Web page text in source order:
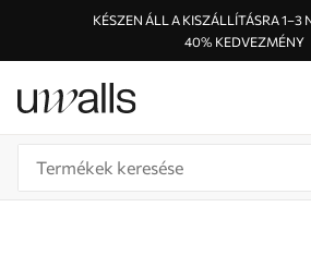
KÉSZEN ÁLL A KISZÁLLÍTÁSRA 1–3
40% KEDVEZMÉNY